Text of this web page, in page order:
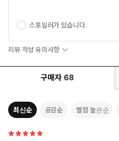
스포일러가 있습니다.
리뷰 작성 유의사항
구매자 68
최신순 공감순 별점 높은순